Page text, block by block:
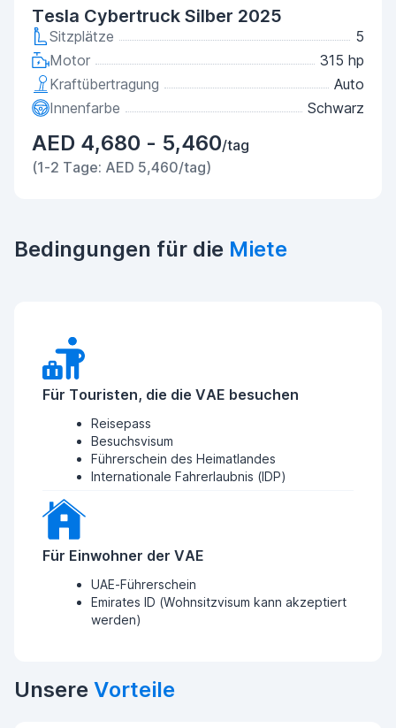
Tesla Cybertruck Silber 2025
Sitzplätze
5
Motor
315 hp
Kraftübertragung
Auto
Innenfarbe
Schwarz
AED 4,680 - 5,460/tag
(1-2 Tage: AED 5,460/tag)
Bedingungen für die Miete
Für Touristen, die die VAE besuchen
Reisepass
Besuchsvisum
Führerschein des Heimatlandes
Internationale Fahrerlaubnis (IDP)
Für Einwohner der VAE
UAE-Führerschein
Emirates ID (Wohnsitzvisum kann akzeptiert
werden)
Unsere Vorteile